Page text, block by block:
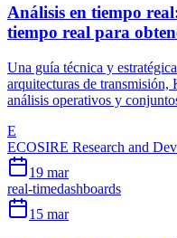
Análisis en tiempo
tiempo real para
Una guía técnica y
arquitecturas de
análisis operativos y
E
ECOSIRE Research and
19 mar
real-timedashboards
15 mar